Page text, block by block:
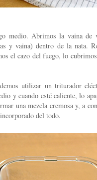
medio. Abrimos la vaina
y vaina) dentro de la nata.
el cazo del fuego, lo
utilizar un triturador
y cuando esté caliente, lo
una mezcla cremosa y, a
del todo.